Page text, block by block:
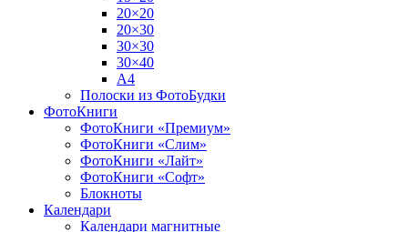
20×20
20×30
30×30
30×40
A4
Полоски из ФотоБудки
ФотоКниги
ФотоКниги «Премиум»
ФотоКниги «Слим»
ФотоКниги «Лайт»
ФотоКниги «Софт»
Блокноты
Календари
Календари магнитные